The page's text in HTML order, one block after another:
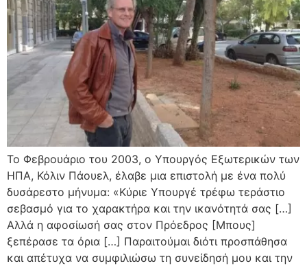
Το Φεβρουάριο του 2003, ο Υπουργός Εξωτερικών των
ΗΠΑ, Κόλιν Πάουελ, έλαβε μια επιστολή με ένα πολύ
δυσάρεστο μήνυμα: «Κύριε Υπουργέ τρέφω τεράστιο
σεβασμό για το χαρακτήρα και την ικανότητά σας […]
Αλλά η αφοσίωσή σας στον Πρόεδρος [Μπους]
ξεπέρασε τα όρια […] Παραιτούμαι διότι προσπάθησα
και απέτυχα να συμφιλιώσω τη συνείδησή μου και την